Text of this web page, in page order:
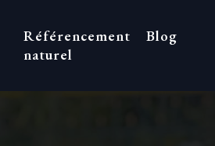
Référencement
naturel
Blog